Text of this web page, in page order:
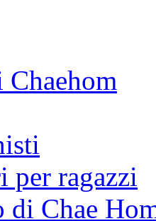
per ragazzi
di Chae